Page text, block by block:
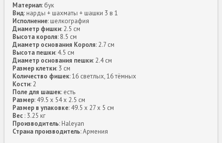
Материал: бук
Вид: нарды + шахматы + шашки 3 в 1
Исполнение: шелкография
Диаметр фишки: 2.5 см
Высота короля: 8.5 см
Диаметр основания Короля: 2.7 см
Высота пешки: 4.5 см
Диаметр основания пешки: 2.4 см
Размер клетки: 3 см
Количество фишек: 16 светлых, 16 тёмных
Кости: 2
Поле для шашек: есть
Размер: 49.5 x 54 x 2.5 см
Размер в упаковке: 49.5 x 27 x 5 см
Вес : 3.25 кг
Производитель: Haleyan
Страна производитель: Армения